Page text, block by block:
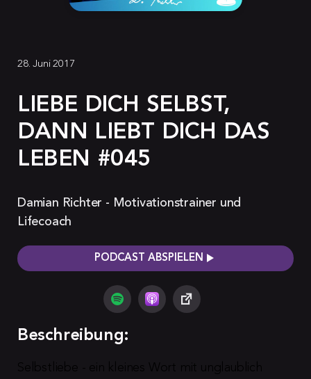
28. Juni 2017
LIEBE DICH SELBST,
DANN LIEBT DICH DAS
LEBEN #045
Damian Richter - Motivationstrainer und
Lifecoach
PODCAST ABSPIELEN
Beschreibung: